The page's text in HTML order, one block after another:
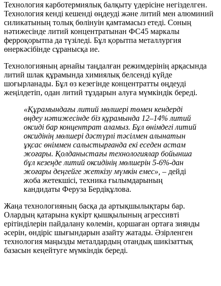
Технология карботермиялық балқыту үдерісіне негізделген.
Технология кенді кешенді өңдеуді және литий мен алюминий
силикатының толық бөлінуін қамтамасыз етеді. Соның
нәтижесінде литий концентратынан ФС45 маркалы
ферроқорытпа да түзіледі. Бұл қорытпа металлургия
өнеркәсібінде сұранысқа ие.
Технологияның арнайы таңдалған режимдерінің арқасында
литий шлак құрамында химиялық белсенді күйде
шоғырланады. Бұл өз кезегінде концентратты өңдеуді
жеңілдетіп, одан литий тұздарын алуға мүмкіндік береді.
«Құрамындағы литий мөлшері төмен кендерді
өңдеу нәтижесінде біз құрамында 12–14% литий
оксиді бар концентрат аламыз. Бұл өнімдегі литий
оксидінің мөлшері дәстүрлі тәсілмен алынатын
ұқсас өніммен салыстырғанда екі еседен астам
жоғары. Қолданыстағы технологиялар бойынша
бұл кезеңде литий оксидінің мөлшерін 5-6%-дан
жоғары деңгейге жеткізу мүмкін емес», – дейді
жоба жетекшісі, техника ғылымдарының
кандидаты Феруза Бердіқұлова.
Жаңа технологияның басқа да артықшылықтары бар.
Олардың қатарына күкірт қышқылының агрессивті
ерітінділерін пайдалану көлемін, қоршаған ортаға зиянды
әсерін, өндіріс шығындарын азайту жатады. Әзірленген
технология маңызды металдардың отандық шикізаттық
базасын кеңейтуге мүмкіндік береді.